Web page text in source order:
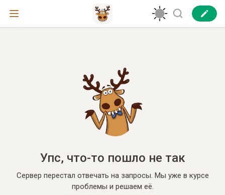
Упс, что-то пошло не так
Сервер перестал отвечать на запросы. Мы уже в курсе
проблемы и решаем её.